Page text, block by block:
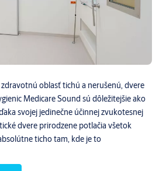
oblasť tichú a nerušenú, dvere
Medicare Sound sú dôležitejšie ako
svojej jedinečne účinnej zvukotesnej
dvere prirodzene potlačia všetok
ticho tam, kde je to